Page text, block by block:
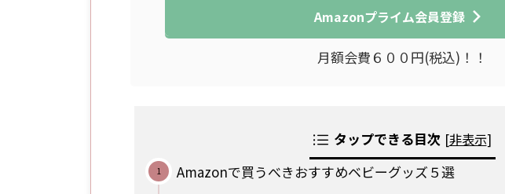
Amazonプライム会員登録
月額会費６００円(税込)！！
タップできる目次 [非表示]
Amazonで買うべきおすすめベビーグッズ５選